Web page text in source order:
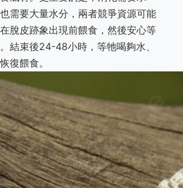
需要大量水分，兩者競爭資源可能
脫皮跡象出現前餵食，然後安心等
結束後24-48小時，等牠喝夠水、
復餵食。